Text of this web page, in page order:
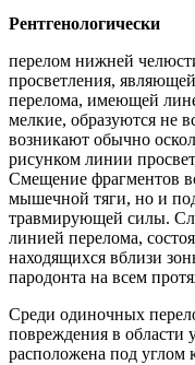
Рентгенологически
перелом нижней
просветления,
перелома, имеющей
мелкие, образуются не
возникают обычно
рисунком линии
Смещение фрагментов
мышечной тяги, но и
травмирующей силы.
линией перелома,
находящихся вблизи
пародонта на всем
Среди одиночных
повреждения в области
расположена под углом